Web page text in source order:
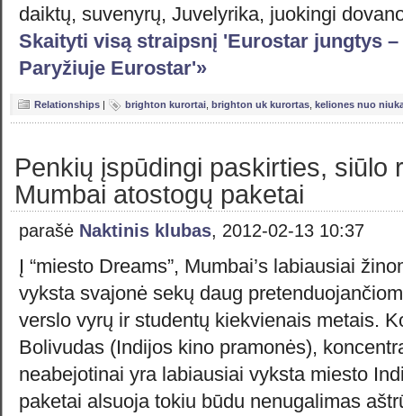
daiktų, suvenyrų, Juvelyrika, juokingi
Skaityti visą straipsnį 'Eurostar jungtys
Paryžiuje Eurostar'»
Relationships | brighton kurortai brighton uk kurortas keliones nuo
Penkių įspūdingi paskirties, siūlo
Mumbai atostogų paketai
parašė Naktinis klubas, 2012-02-13 10:37
Į “miesto Dreams”, Mumbai’s labiausiai
vyksta svajonė sekų daug
verslo vyrų ir studentų kiekvienais metais.
Bolivudas (Indijos kino pramonės),
neabejotinai yra labiausiai vyksta miesto
paketai alsuoja tokiu būdu nenugalimas